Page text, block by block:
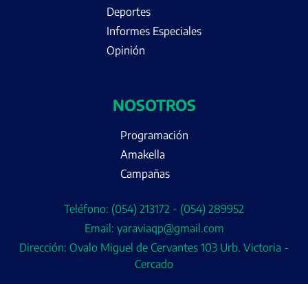
Deportes
Informes Especiales
Opinión
NOSOTROS
Programación
Amakella
Campañas
Teléfono: (054) 213172 - (054) 289952
Email: yaraviaqp@gmail.com
Dirección: Ovalo Miguel de Cervantes 103 Urb. Victoria -
Cercado